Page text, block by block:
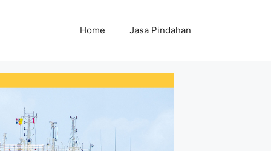
Home Jasa Pindahan